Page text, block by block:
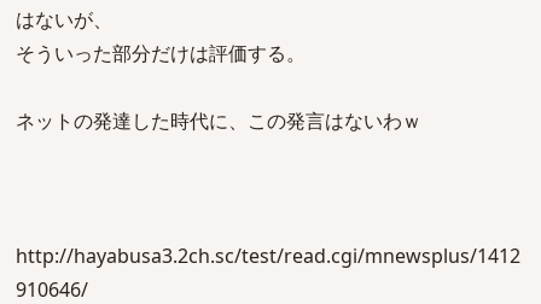
はないが、
そういった部分だけは評価する。
ネットの発達した時代に、この発言はないわｗ
http://hayabusa3.2ch.sc/test/read.cgi/mnewsplus/1412
910646/